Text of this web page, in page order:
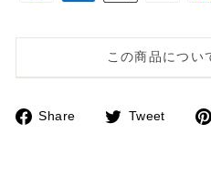
この商品につい
Share Tweet